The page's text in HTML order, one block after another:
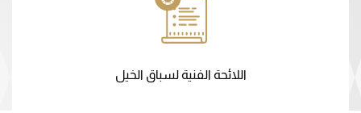
اللائحة الفنية لسباق الخيل